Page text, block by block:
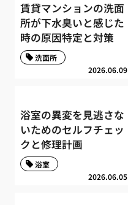
賃貸マンションの洗面
所が下水臭いと感じた
時の原因特定と対策
2026.06.09
洗面所
浴室の異変を見逃さな
いためのセルフチェッ
クと修理計画
2026.06.05
浴室